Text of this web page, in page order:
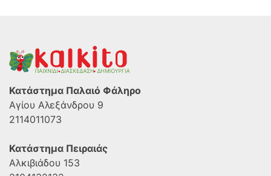
Κατάστημα Παλαιό Φάληρο
Αγίου Αλεξάνδρου 9
2114011073
Κατάστημα Πειραιάς
Αλκιβιάδου 153